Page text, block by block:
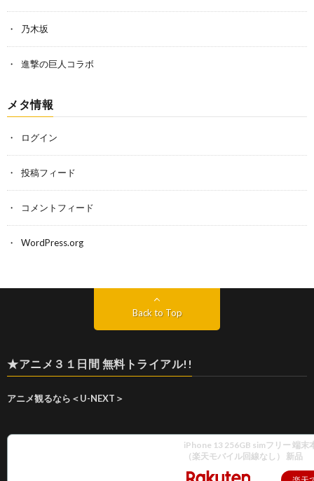
乃木坂
進撃の巨人コラボ
メタ情報
ログイン
投稿フィード
コメントフィード
WordPress.org
Back to Top
★アニメ３１日間 無料トライアル!!
アニメ観るなら＜U-NEXT＞
iPhone 13 256GB simフリー 端末
（楽天モバイル回線なし） 新品